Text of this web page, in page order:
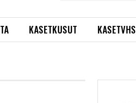
KASETKUSUT KASETVHS